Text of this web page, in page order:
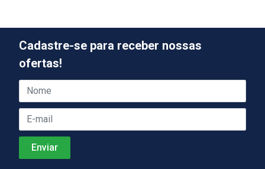
Cadastre-se para receber nossas
ofertas!